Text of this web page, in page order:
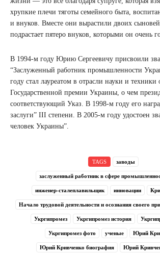
хрупкие плечи тяготы семейного быта,
и внуков. Вместе они вырастили двоих
подрастает пятеро внуков, которыми он очень
В 1994-м году Юрию Сергеевичу присвоили
“Заслуженный работник промышленности
году стал лауреатом в отрасли науки и
Государственной премии Украины, о чем
соответствующий Указ. В 1998-м году его
заслуги” III степени. В 2005-м году удостоен
человек Украины”.
TAGS заводы
заслуженный работник в сфере
инженер-сталеплавильщик инновации
Начало трудовой деятельности и осознания своего
Укргипромез Укргипромез история
Укргипромез фото ученые Юрий
Юрий Кривченко биография Юрий